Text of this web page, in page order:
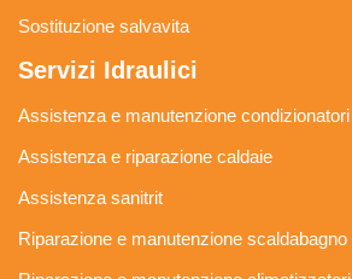
Sostituzione salvavita
Servizi Idraulici
Assistenza e manutenzione condizionatori
Assistenza e riparazione caldaie
Assistenza sanitrit
Riparazione e manutenzione scaldabagno